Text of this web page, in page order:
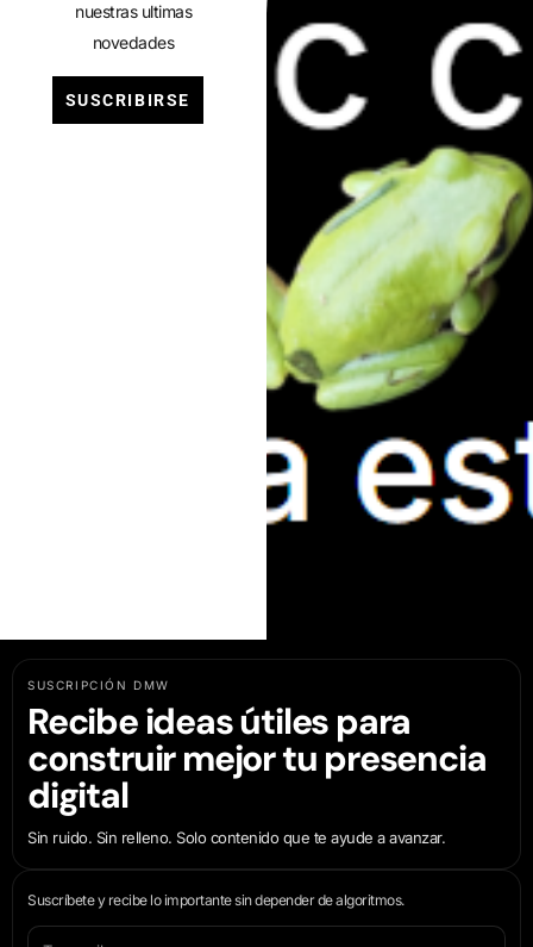
nuestras ultimas
novedades
SUSCRIBIRSE
SUSCRIPCIÓN DMW
Recibe ideas útiles para
construir mejor tu presencia
digital
Sin ruido. Sin relleno. Solo contenido que te ayude a avanzar.
Suscríbete y recibe lo importante sin depender de algoritmos.